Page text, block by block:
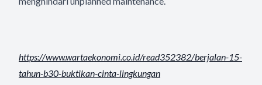
https://www.wartaekonomi.co.id/read352382/berjalan-15-
tahun-b30-buktikan-cinta-lingkungan